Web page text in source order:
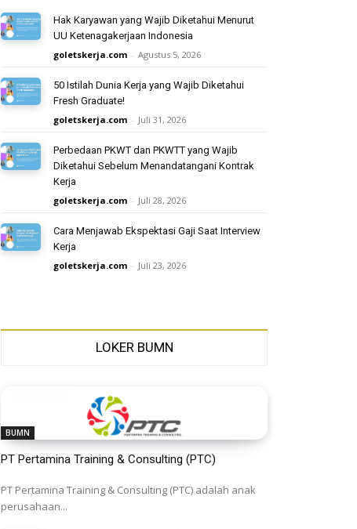
Hak Karyawan yang Wajib Diketahui Menurut
UU Ketenagakerjaan Indonesia
goletskerja.com - Agustus 5, 2026
50 Istilah Dunia Kerja yang Wajib Diketahui
Fresh Graduate!
goletskerja.com - Juli 31, 2026
Perbedaan PKWT dan PKWTT yang Wajib
Diketahui Sebelum Menandatangani Kontrak
Kerja
goletskerja.com - Juli 28, 2026
Cara Menjawab Ekspektasi Gaji Saat Interview
Kerja
goletskerja.com - Juli 23, 2026
LOKER BUMN
BUMN
PT Pertamina Training & Consulting (PTC)
PT Pertamina Training & Consulting (PTC) adalah anak
perusahaan...